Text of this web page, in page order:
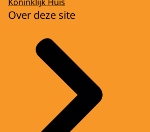
Over deze site